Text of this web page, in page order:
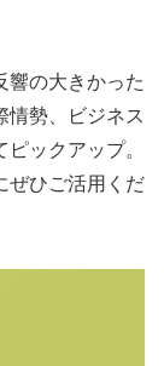
響の大きかった
情勢、ビジネス
ックアップ。
ぜひご活用くだ